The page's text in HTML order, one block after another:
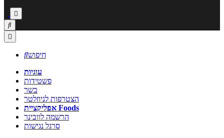



חיפוש
עוגיות
פשטידות
בשר
הצטרפות לניוזלטר
אפליקציית Foods
הרשמה לוובינר
סרגל נגישות